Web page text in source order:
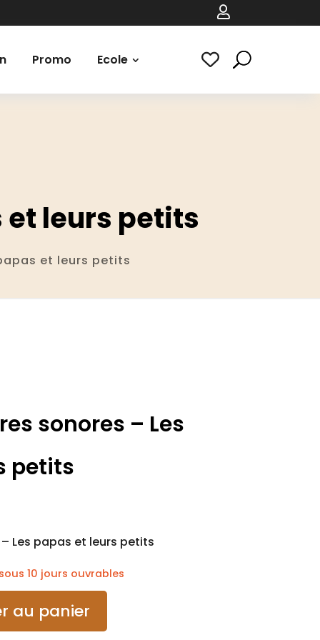

Promo Ecole
et leurs petits
et leurs petits
sonores – Les
petits
Les papas et leurs petits
10 jours ouvrables
au panier